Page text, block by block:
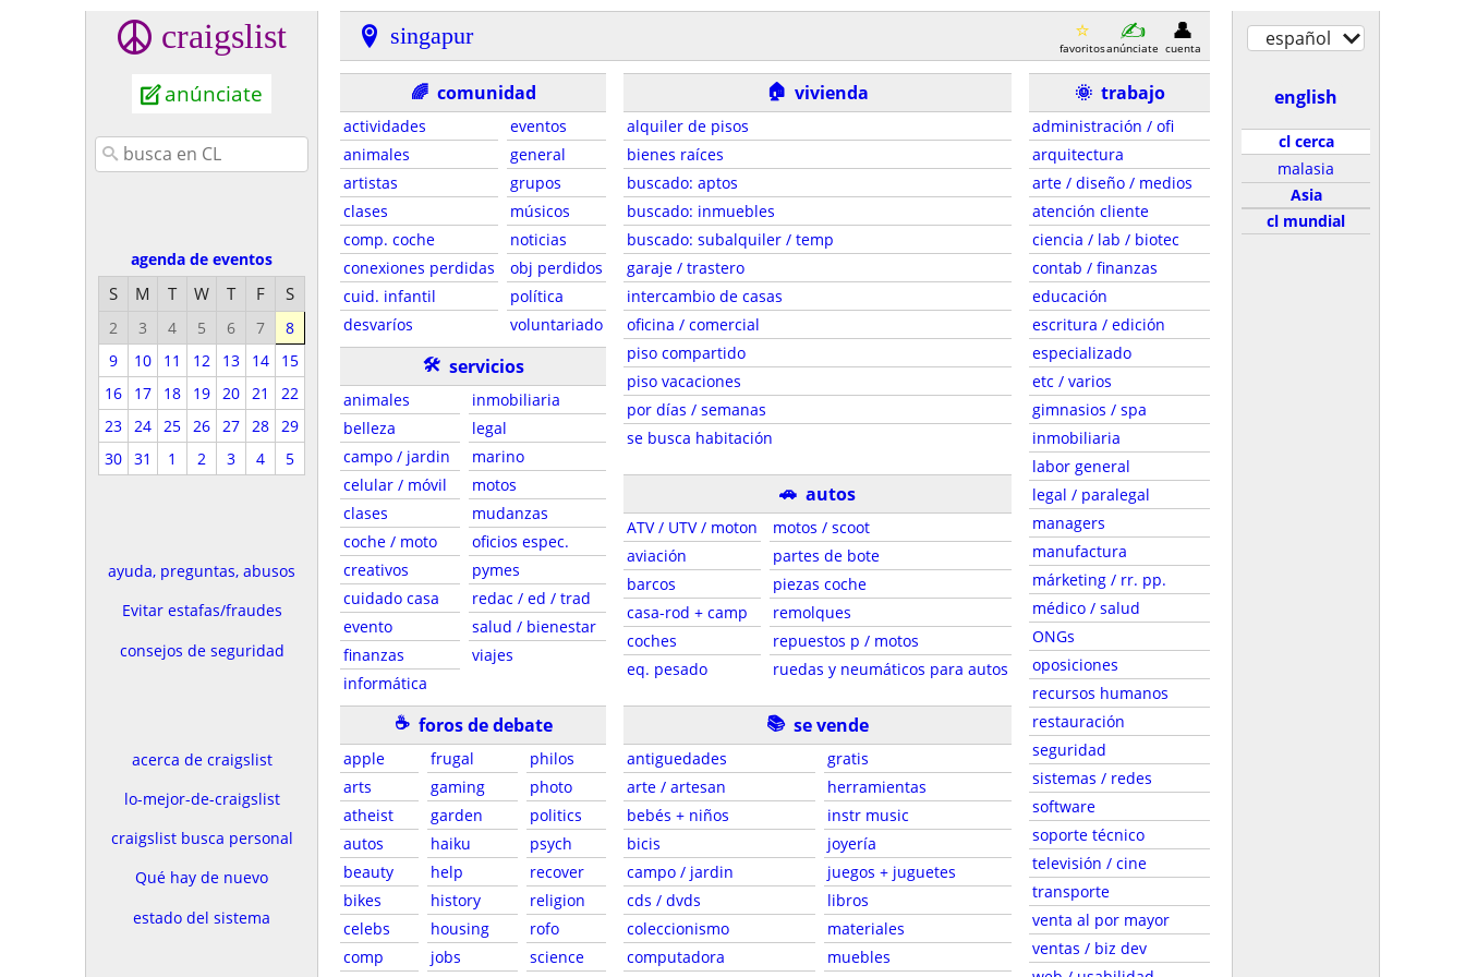
craigslist
anúnciate
agenda de eventos
S M T W T F S
2 3 4 5 6 7
8
9
10 11 12 13 14
15
16
17 18 19 20 21
22
23 24 25 26 27 28 29
30 31 1 2 3 4 5
ayuda, preguntas, abusos
Evitar estafas/fraudes
consejos de seguridad
acerca de craigslist
lo-mejor-de-craigslist
craigslist busca personal
Qué hay de nuevo
estado del sistema
singapur favoritosanúnciate cuenta
🌈 comunidad
actividades
animales
artistas
clases
comp. coche
conexiones perdidas
cuid. infantil
desvaríos
eventos
general
grupos
músicos
noticias
obj perdidos
política
voluntariado
🛠 servicios
animales
belleza
campo / jardin
celular / móvil
clases
coche / moto
creativos
cuidado casa
evento
finanzas
informática
inmobiliaria
legal
marino
motos
mudanzas
oficios espec.
pymes
redac / ed / trad
salud / bienestar
viajes
☕ foros de debate
apple
arts
atheist
autos
beauty
bikes
celebs
comp
frugal
gaming
garden
haiku
help
history
housing
jobs
philos
photo
politics
psych
recover
religion
rofo
science
🏠 vivienda
alquiler de pisos
bienes raíces
buscado: aptos
buscado: inmuebles
buscado: subalquiler / temp
garaje / trastero
intercambio de casas
oficina / comercial
piso compartido
piso vacaciones
por días / semanas
se busca habitación
🚗 autos
ATV / UTV / moton
aviación
barcos
casa-rod + camp
coches
eq. pesado
motos / scoot
partes de bote
piezas coche
remolques
repuestos p / motos
ruedas y neumáticos para autos
📚 se vende
antiguedades
arte / artesan
bebés + niños
bicis
campo / jardin
cds / dvds
coleccionismo
computadora
gratis
herramientas
instr music
joyería
juegos + juguetes
libros
materiales
muebles
🌞 trabajo
administración / ofi
arquitectura
arte / diseño / medios
atención cliente
ciencia / lab / biotec
contab / finanzas
educación
escritura / edición
especializado
etc / varios
gimnasios / spa
inmobiliaria
labor general
legal / paralegal
managers
manufactura
márketing / rr. pp.
médico / salud
ONGs
oposiciones
recursos humanos
restauración
seguridad
sistemas / redes
software
soporte técnico
televisión / cine
transporte
venta al por mayor
ventas / biz dev
español
english
cl cerca
malasia
Asia
cl mundial